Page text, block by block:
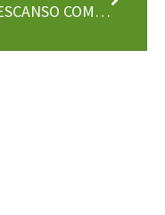
EL DESCANSO COMO MEDIO DE RECUPERACION POR FÈLIX OBRADÓ – PULSIO